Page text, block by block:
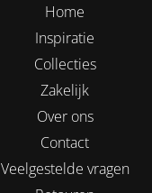
Home
Inspiratie
Collecties
Zakelijk
Over ons
Contact
Veelgestelde vragen